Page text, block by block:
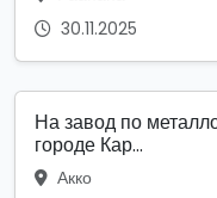
30.11.2025
На завод по
городе Кар...
Акко